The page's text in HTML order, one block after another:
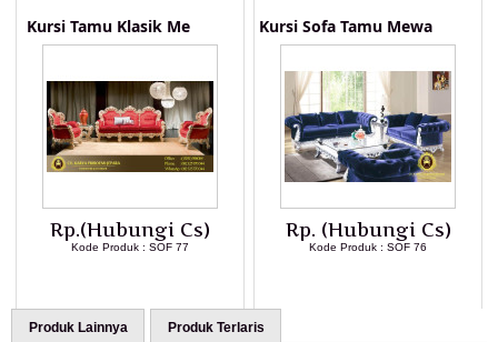
Kursi Tamu Klasik Me
Rp.(Hubungi Cs)
Kode Produk : SOF 77
Kursi Sofa Tamu Mewa
Rp. (Hubungi Cs)
Kode Produk : SOF 76
Produk Lainnya Produk Terlaris